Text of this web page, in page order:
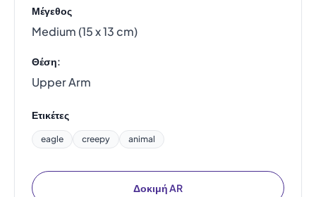
Μέγεθος
Medium (15 x 13 cm)
Θέση:
Upper Arm
Ετικέτες
eagle creepy animal
Δοκιμή AR